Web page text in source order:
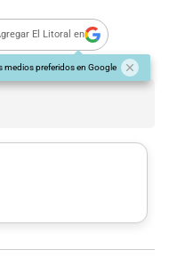
El Litoral en
medios preferidos en Google